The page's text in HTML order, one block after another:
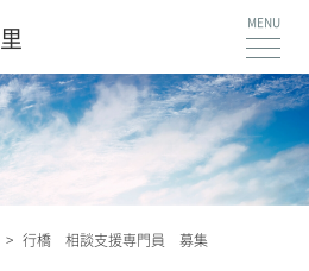
> 行橋 相談支援専門員 募集